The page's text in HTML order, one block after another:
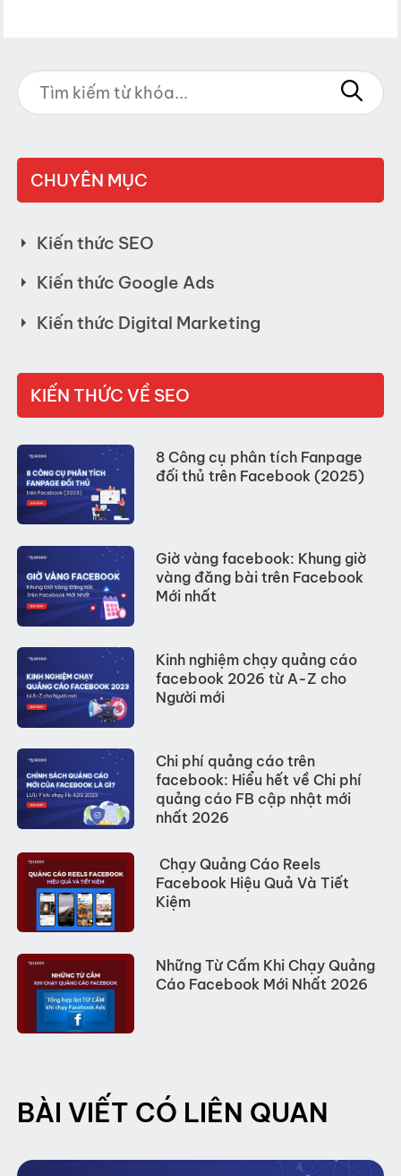
CHUYÊN MỤC
Kiến thức SEO
Kiến thức Google Ads
Kiến thức Digital Marketing
KIẾN THỨC VỀ SEO
8 Công cụ phân tích Fanpage
đối thủ trên Facebook (2025)
Giờ vàng facebook: Khung giờ
vàng đăng bài trên Facebook
Mới nhất
Kinh nghiệm chạy quảng cáo
facebook 2026 từ A-Z cho
Người mới
Chi phí quảng cáo trên
facebook: Hiểu hết về Chi phí
quảng cáo FB cập nhật mới
nhất 2026
Chạy Quảng Cáo Reels
Facebook Hiệu Quả Và Tiết
Kiệm
Những Từ Cấm Khi Chạy Quảng
Cáo Facebook Mới Nhất 2026
BÀI VIẾT CÓ LIÊN QUAN